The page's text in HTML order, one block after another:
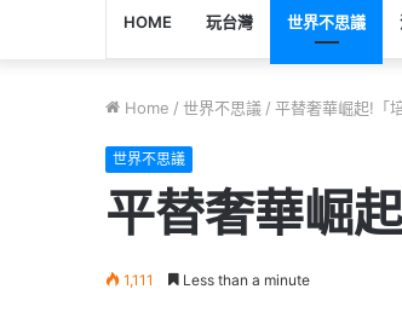
HOME 玩台灣 世界不思議
Home / 世界不思議 / 平替奢華崛起!「
世界不思議
平替奢華崛
1,111 Less than a minute